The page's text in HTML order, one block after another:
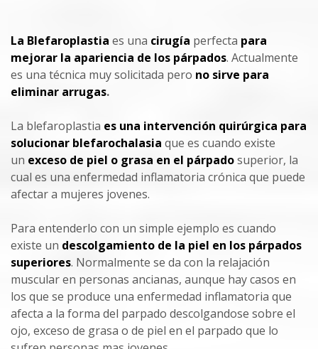
La Blefaroplastia es una cirugía perfecta para
mejorar la apariencia de los párpados. Actualmente
es una técnica muy solicitada pero no sirve para
eliminar arrugas.
La blefaroplastia es una intervención quirúrgica para
solucionar blefarochalasia que es cuando existe
un exceso de piel o grasa en el párpadosuperior, la
cual es una enfermedad inflamatoria crónica que puede
afectar a mujeres jovenes.
Para entenderlo con un simple ejemplo es cuando
existe un descolgamiento de la piel en los párpados
superiores. Normalmente se da con la relajación
muscular en personas ancianas, aunque hay casos en
los que se produce una enfermedad inflamatoria que
afecta a la forma del parpado descolgandose sobre el
ojo, exceso de grasa o de piel en el parpado que lo